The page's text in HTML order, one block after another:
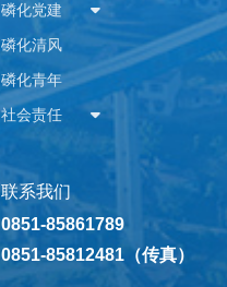
磷化党建
磷化清风
磷化青年
社会责任
联系我们
0851-85861789
0851-85812481（传真）